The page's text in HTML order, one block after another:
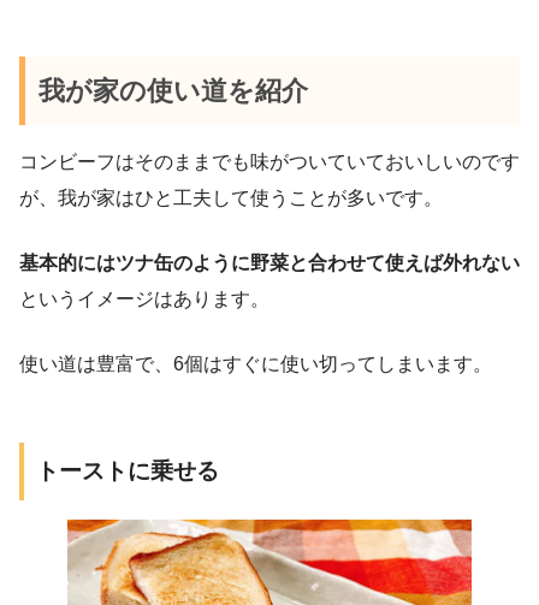
我が家の使い道を紹介
コンビーフはそのままでも味がついていておいしいのです
が、我が家はひと工夫して使うことが多いです。
基本的にはツナ缶のように野菜と合わせて使えば外れない
というイメージはあります。
使い道は豊富で、6個はすぐに使い切ってしまいます。
トーストに乗せる